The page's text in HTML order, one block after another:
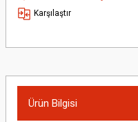
Karşılaştır
Ürün Bilgisi